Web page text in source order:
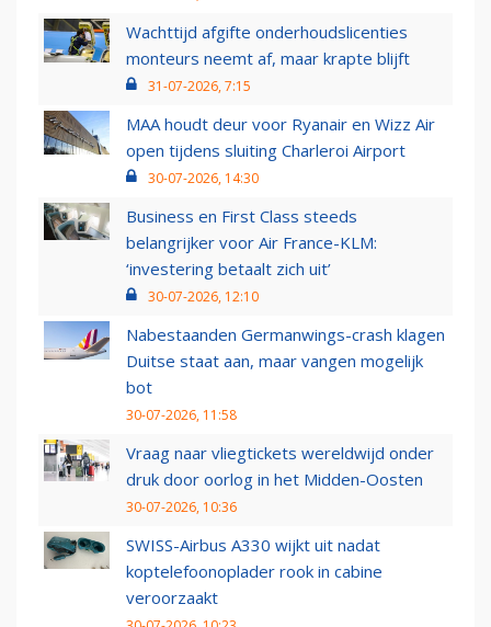
Wachttijd afgifte onderhoudslicenties
monteurs neemt af, maar krapte blijft
31-07-2026, 7:15
MAA houdt deur voor Ryanair en Wizz Air
open tijdens sluiting Charleroi Airport
30-07-2026, 14:30
Business en First Class steeds
belangrijker voor Air France-KLM:
‘investering betaalt zich uit’
30-07-2026, 12:10
Nabestaanden Germanwings-crash klagen
Duitse staat aan, maar vangen mogelijk
bot
30-07-2026, 11:58
Vraag naar vliegtickets wereldwijd onder
druk door oorlog in het Midden-Oosten
30-07-2026, 10:36
SWISS-Airbus A330 wijkt uit nadat
koptelefoonoplader rook in cabine
veroorzaakt